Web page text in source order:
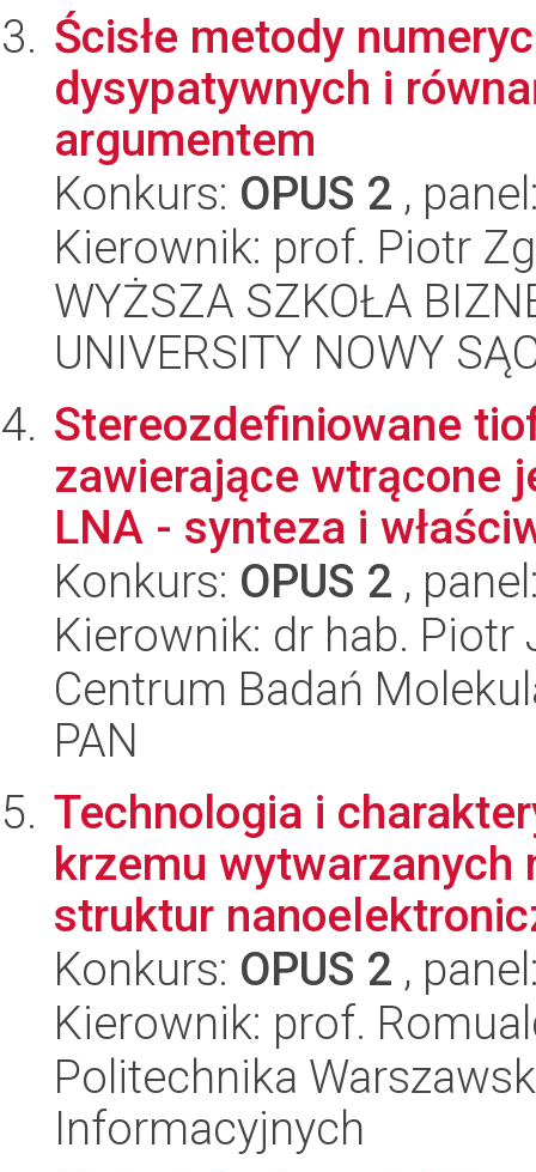
Ścisłe metody
dysypatywnych i
argumentem
Konkurs: OPUS 2 ,
Kierownik: prof. Piotr
WYŻSZA SZKOŁA
UNIVERSITY NOWY
Stereozdefiniowane
zawierające wtrącone
LNA - synteza i
Konkurs: OPUS 2 ,
Kierownik: dr hab. Piotr
Centrum Badań
PAN
Technologia i
krzemu wytwarzanych
struktur
Konkurs: OPUS 2 ,
Kierownik: prof.
Politechnika
Informacyjnych